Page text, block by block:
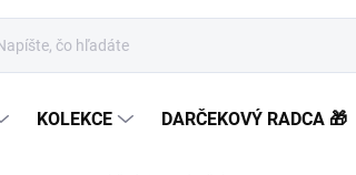
KOLEKCE DARČEKOVÝ RADCA 🎁